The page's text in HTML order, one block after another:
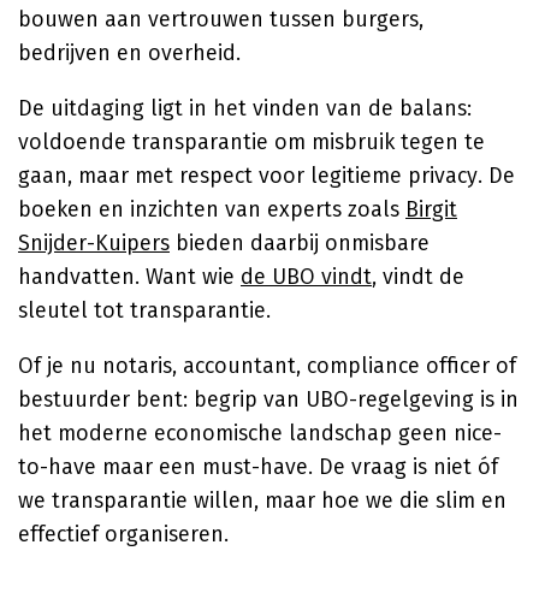
bouwen aan vertrouwen tussen burgers,
bedrijven en overheid.
De uitdaging ligt in het vinden van de balans:
voldoende transparantie om misbruik tegen te
gaan, maar met respect voor legitieme privacy. De
boeken en inzichten van experts zoals Birgit
Snijder-Kuipers bieden daarbij onmisbare
handvatten. Want wie de UBO vindt, vindt de
sleutel tot transparantie.
Of je nu notaris, accountant, compliance officer of
bestuurder bent: begrip van UBO-regelgeving is in
het moderne economische landschap geen nice-
to-have maar een must-have. De vraag is niet óf
we transparantie willen, maar hoe we die slim en
effectief organiseren.